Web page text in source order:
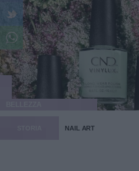
NAIL ART